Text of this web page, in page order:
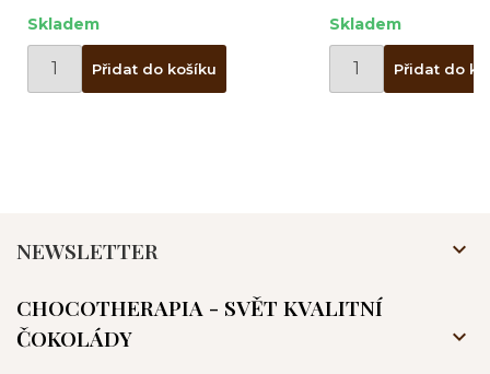
Skladem
Přidat do košíku
Skladem
Přidat do
NEWSLETTER 
CHOCOTHERAPIA - SVĚT KVALITNÍ
ČOKOLÁDY
